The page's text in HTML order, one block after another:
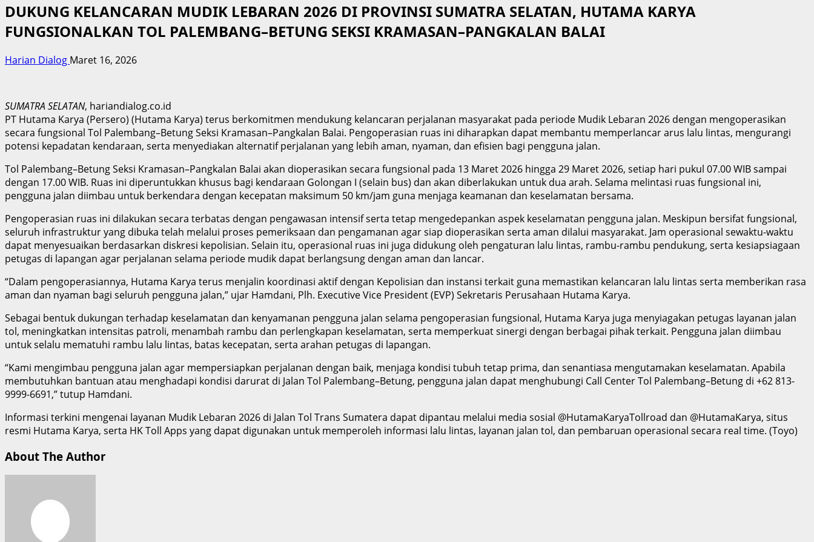
DUKUNG KELANCARAN MUDIK LEBARAN 2026 DI PROVINSI SUMATRA SELATAN, HUTAMA KARYA
FUNGSIONALKAN TOL PALEMBANG–BETUNG SEKSI KRAMASAN–PANGKALAN BALAI
Harian Dialog Maret 16, 2026
SUMATRA SELATAN, hariandialog.co.id
PT Hutama Karya (Persero) (Hutama Karya) terus berkomitmen mendukung kelancaran perjalanan masyarakat pada periode Mudik Lebaran 2026 dengan mengoperasikan
secara fungsional Tol Palembang–Betung Seksi Kramasan–Pangkalan Balai. Pengoperasian ruas ini diharapkan dapat membantu memperlancar arus lalu lintas, mengurangi
potensi kepadatan kendaraan, serta menyediakan alternatif perjalanan yang lebih aman, nyaman, dan efisien bagi pengguna jalan.
Tol Palembang–Betung Seksi Kramasan–Pangkalan Balai akan dioperasikan secara fungsional pada 13 Maret 2026 hingga 29 Maret 2026, setiap hari pukul 07.00 WIB sampai
dengan 17.00 WIB. Ruas ini diperuntukkan khusus bagi kendaraan Golongan I (selain bus) dan akan diberlakukan untuk dua arah. Selama melintasi ruas fungsional ini,
pengguna jalan diimbau untuk berkendara dengan kecepatan maksimum 50 km/jam guna menjaga keamanan dan keselamatan bersama.
Pengoperasian ruas ini dilakukan secara terbatas dengan pengawasan intensif serta tetap mengedepankan aspek keselamatan pengguna jalan. Meskipun bersifat fungsional,
seluruh infrastruktur yang dibuka telah melalui proses pemeriksaan dan pengamanan agar siap dioperasikan serta aman dilalui masyarakat. Jam operasional sewaktu-waktu
dapat menyesuaikan berdasarkan diskresi kepolisian. Selain itu, operasional ruas ini juga didukung oleh pengaturan lalu lintas, rambu-rambu pendukung, serta kesiapsiagaan
petugas di lapangan agar perjalanan selama periode mudik dapat berlangsung dengan aman dan lancar.
“Dalam pengoperasiannya, Hutama Karya terus menjalin koordinasi aktif dengan Kepolisian dan instansi terkait guna memastikan kelancaran lalu lintas serta memberikan rasa
aman dan nyaman bagi seluruh pengguna jalan,” ujar Hamdani, Plh. Executive Vice President (EVP) Sekretaris Perusahaan Hutama Karya.
Sebagai bentuk dukungan terhadap keselamatan dan kenyamanan pengguna jalan selama pengoperasian fungsional, Hutama Karya juga menyiagakan petugas layanan jalan
tol, meningkatkan intensitas patroli, menambah rambu dan perlengkapan keselamatan, serta memperkuat sinergi dengan berbagai pihak terkait. Pengguna jalan diimbau
untuk selalu mematuhi rambu lalu lintas, batas kecepatan, serta arahan petugas di lapangan.
“Kami mengimbau pengguna jalan agar mempersiapkan perjalanan dengan baik, menjaga kondisi tubuh tetap prima, dan senantiasa mengutamakan keselamatan. Apabila
membutuhkan bantuan atau menghadapi kondisi darurat di Jalan Tol Palembang–Betung, pengguna jalan dapat menghubungi Call Center Tol Palembang–Betung di +62 813-
9999-6691,” tutup Hamdani.
Informasi terkini mengenai layanan Mudik Lebaran 2026 di Jalan Tol Trans Sumatera dapat dipantau melalui media sosial @HutamaKaryaTollroad dan @HutamaKarya, situs
resmi Hutama Karya, serta HK Toll Apps yang dapat digunakan untuk memperoleh informasi lalu lintas, layanan jalan tol, dan pembaruan operasional secara real time. (Toyo)
About The Author